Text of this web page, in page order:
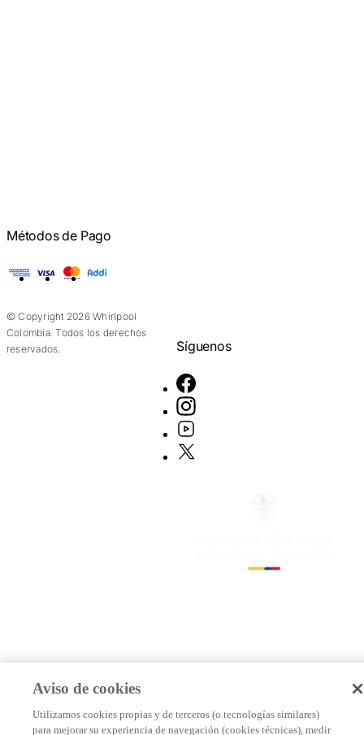
Métodos de Pago
American Express
Visa Mastercard
© Copyright 2026 Whirlpool
Colombia. Todos los derechos
reservados.
Síguenos
Aviso de cookies
Utilizamos cookies propias y de terceros (o tecnologías similares)
para mejorar su experiencia de navegación (cookies técnicas), medir